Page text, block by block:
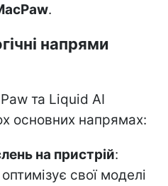
.
напрями
та Liquid AI
основних напрямах:
на пристрій:
свої моделі